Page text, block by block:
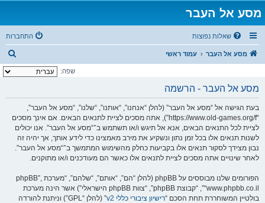
מסע אל העבר
שאלות נפוצות התחברות
מסע אל העבר עמוד ראשי
י
שפה:
מסע אל העבר - הרשמה
בעת הגישה אל “מסע אל העבר” (להלן “אנחנו”, “אותנו”, “שלנו”, “מסע אל העבר”,
“https://www.old-games.org/f”), אתה מסכים לציית לתנאים הבאים. אם אינך מסכים
לציית לכל התנאים הבאים, אנא אל תיגש ו/או תשתמש ב־“מסע אל העבר”. אנו יכולים
לשנות תנאים אלו בכל זמן נתון ונשקיע את מירב מאמצינו כדי לידע אותך, אך יהיה זה
נבון מצידך לסקור תנאים אלו בקביעות כחלק מהשימוש המתמשך ב־“מסע אל העבר”.
לאחר שינויים אתה מסכים לציית לתנאים אלו כאשר הם מעודכנים ו/או מתוקנים.
הפורומים שלנו מבוססים על phpBB (להלן “הם”, “אותם”, “שלהם”, “מערכת phpBB”,
“www.phpbb.co.il”, “קבוצת phpBB”, “צוות phpBB הישראלי”) אשר הינה מערכת
בולטיין המשוחררת תחת הסכם “רישיון ציבורי כללי v2
” (להלן “GPL”) וניתנת להורדה